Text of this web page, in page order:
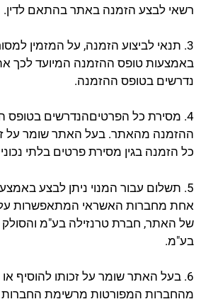
רשאי לבצע הזמנה באתר בהתאם לדין.
3. תנאי לביצוע הזמנה, על המזמין
באמצעות טופס ההזמנה המיועד לכך
נדרשים בטופס ההזמנה.
4. מסירת כל הפרטיםהנדרשים בטופס
ההזמנה מהאתר. בעל האתר שומר על
כל הזמנה בגין מסירת פרטים בלתי
5. תשלום עבור המנוי ניתן לבצע
אחת מחברות האשראי המתאפשרות על
של האתר, חברת טרנזילה בע"מ
בע"מ.
6. בעל האתר שומר על זכותו להוסיף
מהחברות המפורטות מרשימת